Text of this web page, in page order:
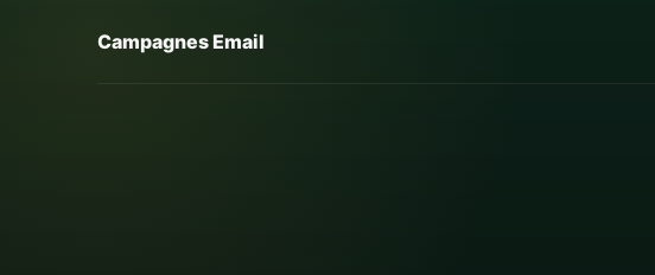
Campagnes Email